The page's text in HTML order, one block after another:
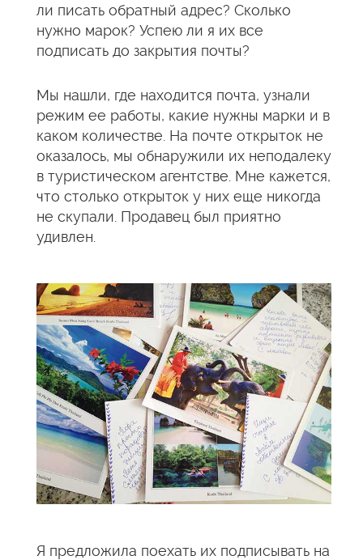
ли писать обратный адрес? Сколько
нужно марок? Успею ли я их все
подписать до закрытия почты?
Мы нашли, где находится почта, узнали
режим ее работы, какие нужны марки и в
каком количестве. На почте открыток не
оказалось, мы обнаружили их неподалеку
в туристическом агентстве. Мне кажется,
что столько открыток у них еще никогда
не скупали. Продавец был приятно
удивлен.
Я предложила поехать их подписывать на